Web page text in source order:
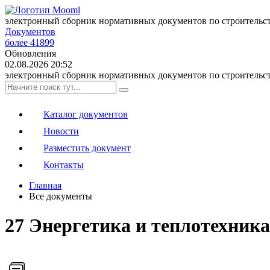
электронный сборник нормативных документов по
Документов
более 41899
Обновления
02.08.2026 20:52
электронный сборник нормативных документов по
Каталог документов
Новости
Разместить документ
Контакты
Главная
Все документы
27 Энергетика и теплотехника